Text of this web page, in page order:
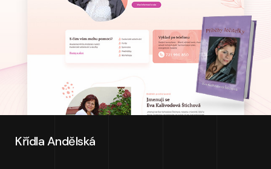
Křídla Andělská